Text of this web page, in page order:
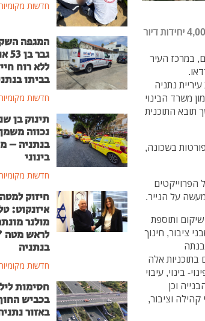
תוכנית המתאר שהוכנה לשכונת קרית נורדאו מאפשרת תוספת של כ – 4,000 יחידות דיור
במרכז העיר
נתניה
משרד הבינוי
תובא התוכנית
בשכונה,
הפרוייקטים
על הנייר.
ותוספת
ציבור, חינוך
אלה
בינוי, עיבוי
וכן
וציבור,
חדשות
המגפה
גבר
ללא רוח
בביתו
חדשות
תינוק בן
נכווה
בנתניה –
בינוני
חדשות
חיזוק למטה
איזנקוט:
מולנר
לראש
בנתניה
חדשות
חסימות
בכביש
באזור